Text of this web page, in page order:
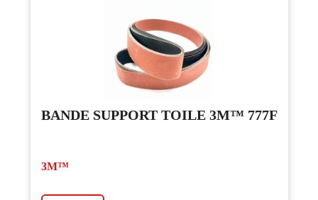
BANDE SUPPORT TOILE 3M™ 777F
3M™